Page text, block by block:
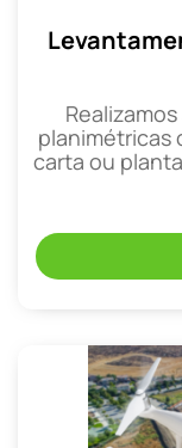
planimétricas
carta ou